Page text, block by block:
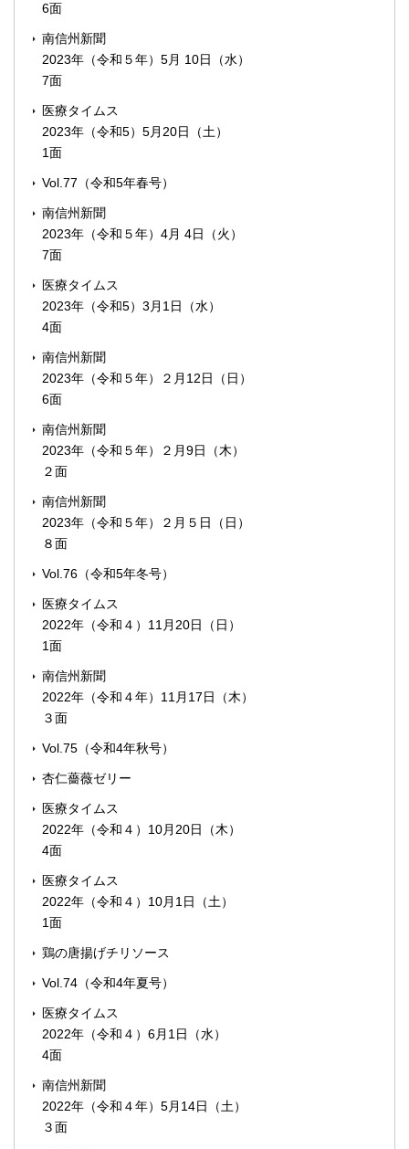
6面
南信州新聞
2023年（令和５年）5月 10日（水）
7面
医療タイムス
2023年（令和5）5月20日（土）
1面
Vol.77（令和5年春号）
南信州新聞
2023年（令和５年）4月 4日（火）
7面
医療タイムス
2023年（令和5）3月1日（水）
4面
南信州新聞
2023年（令和５年）２月12日（日）
6面
南信州新聞
2023年（令和５年）２月9日（木）
２面
南信州新聞
2023年（令和５年）２月５日（日）
８面
Vol.76（令和5年冬号）
医療タイムス
2022年（令和４）11月20日（日）
1面
南信州新聞
2022年（令和４年）11月17日（木）
３面
Vol.75（令和4年秋号）
杏仁薔薇ゼリー
医療タイムス
2022年（令和４）10月20日（木）
4面
医療タイムス
2022年（令和４）10月1日（土）
1面
鶏の唐揚げチリソース
Vol.74（令和4年夏号）
医療タイムス
2022年（令和４）6月1日（水）
4面
南信州新聞
2022年（令和４年）5月14日（土）
３面